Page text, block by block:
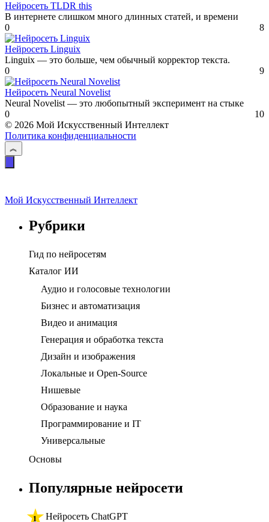
Нейросеть TLDR this
В интернете слишком много длинных статей, и времени
0
8
Нейросеть Linguix
Linguix — это больше, чем обычный корректор текста.
0
9
Нейросеть Neural Novelist
Neural Novelist — это любопытный эксперимент на стыке
0
10
© 2026 Мой Искусственный Интеллект
Политика конфиденциальности
Мой Искусственный Интеллект
Рубрики
Гид по нейросетям
Каталог ИИ
Аудио и голосовые технологии
Бизнес и автоматизация
Видео и анимация
Генерация и обработка текста
Дизайн и изображения
Локальные и Open-Source
Нишевые
Образование и наука
Программирование и IT
Универсальные
Основы
Популярные нейросети
Нейросеть ChatGPT